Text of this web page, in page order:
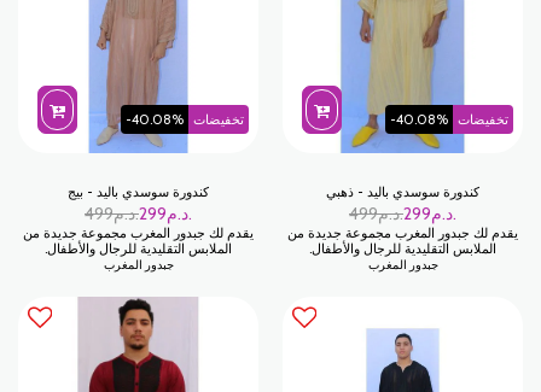
تخفيضات -40.08%
كندورة سوسدي باليد - ذهبي
499 د.م.299 د.م.
يقدم لك جبدور المغرب مجموعة جديدة من
الملابس التقليدية للرجال والأطفال.
جبدور المغرب
تخفيضات -40.08%
كندورة سوسدي باليد - بيج
499 د.م.299 د.م.
يقدم لك جبدور المغرب مجموعة جديدة من
الملابس التقليدية للرجال والأطفال.
جبدور المغرب